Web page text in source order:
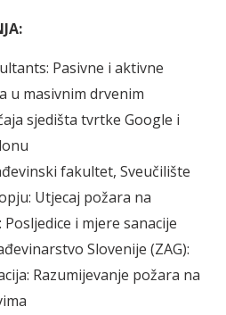
Pasivne i aktivne
u masivnim drvenim
sjedišta tvrtke Google i
fakultet, Sveučilište
Utjecaj požara na
i mjere sanacije
Slovenije (ZAG):
Razumijevanje požara na